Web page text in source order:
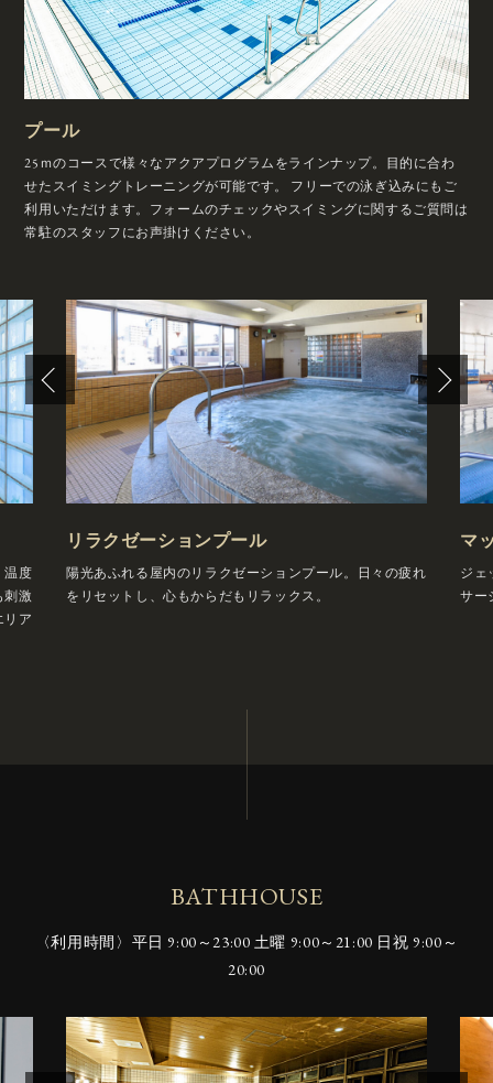
プール
25ｍのコースで様々なアクアプログラムをラインナップ。目的に合わ
せたスイミングトレーニングが可能です。
フリーでの泳ぎ込みにもご
利用いただけます。フォームのチェックやスイミングに関するご質問は
常駐のスタッフにお声掛けください。
温度
刺激
リア
リラクゼーションプール
陽光あふれる屋内のリラクゼーションプール。日々の疲れ
をリセットし、心もからだもリラックス。
マ
ジェ
サー
BATHHOUSE
〈利用時間〉 平日 9:00～23:00 土曜 9:00～21:00 日祝 9:00～
20:00